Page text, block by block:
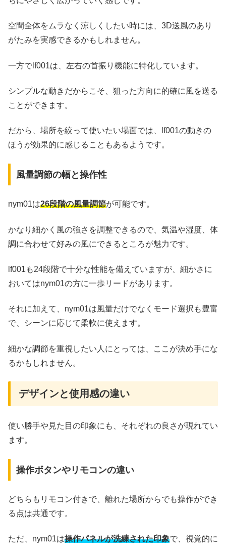
空間全体をムラなく涼しくしたい時には、3D送風のあり
がたみを実感できるかもしれません。
一方でlf001は、左右の首振り機能に特化しています。
シンプルな動きだからこそ、狙った方向に的確に風を送る
ことができます。
だから、場所を絞って使いたい場面では、lf001の動きの
ほうが効果的に感じることもあるようです。
風量調節の幅と操作性
nym01は26段階の風量調節が可能です。
かなり細かく風の強さを調整できるので、気温や湿度、体
調に合わせて好みの風にできるところが魅力です。
lf001も24段階で十分な性能を備えていますが、細かさに
おいてはnym01の方に一歩リードがあります。
それに加えて、nym01は風量だけでなくモード選択も豊富
で、シーンに応じて柔軟に使えます。
細かな調節を重視したい人にとっては、ここが決め手にな
るかもしれません。
デザインと使用感の違い
使い勝手や見た目の印象にも、それぞれの良さが現れてい
ます。
操作ボタンやリモコンの違い
どちらもリモコン付きで、離れた場所からでも操作ができ
る点は共通です。
ただ、nym01は操作パネルが洗練された印象で、視覚的に